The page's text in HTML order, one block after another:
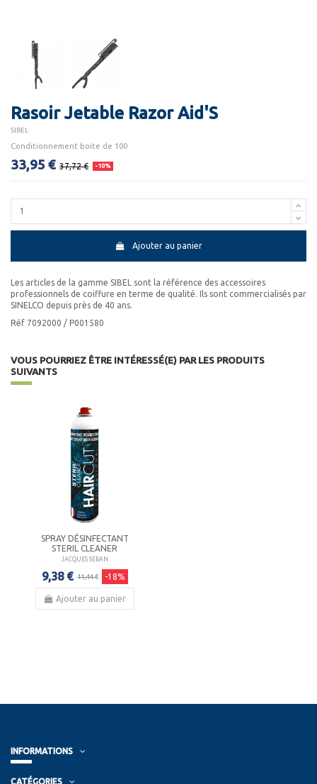
Rasoir Jetable Razor Aid'S
SIBEL
Conditionnement boite de 100
33,95 € 37,72 € -10%
Ajouter au panier
Les articles de la gamme SIBEL sont la référence des accessoires
professionnels de coiffure en terme de qualité. Ils sont commercialisés par
SINELCO depuis près de 40 ans.
Réf 7092000 / P001580
VOUS POURRIEZ ÊTRE INTÉRESSÉ(E) PAR LES PRODUITS
SUIVANTS
SPRAY DÉSINFECTANT
STERIL CLEANER
JACQUES SEBAN
9,38 € 11,44 € -18%
Ajouter au panier
INFORMATIONS
CATÉGORIES